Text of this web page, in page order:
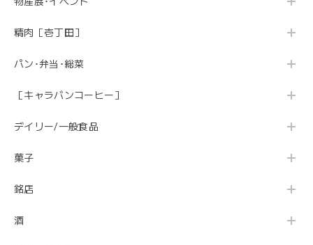
精肉［壱丁田］
パン･弁当･総菜
［キャラバンコーヒー］
デイリー/一般食品
菓子
銘店
酒